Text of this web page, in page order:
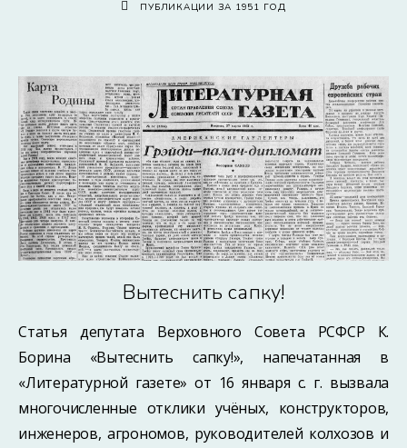
ПУБЛИКАЦИИ ЗА 1951 ГОД
Вытеснить сапку!
Статья депутата Верховного Совета РСФСР К.
Борина «Вытеснить сапку!», напечатанная в
«Литературной газете» от 16 января с. г. вызвала
многочисленные отклики учёных, конструкторов,
инженеров, агрономов, руководителей колхозов и